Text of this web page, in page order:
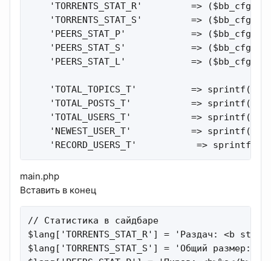
'TORRENTS_STAT_R'         =>
'TORRENTS_STAT_S'         =>
'PEERS_STAT_P'            =>
'PEERS_STAT_S'            =>
'PEERS_STAT_L'            =>
'TOTAL_TOPICS_T'          =>
'TOTAL_POSTS_T'           =>
'TOTAL_USERS_T'           =>
'NEWEST_USER_T'           =>
'RECORD_USERS_T'           =>
main.php
Вставить в конец
// Статистика в сайдбаре
$lang['TORRENTS_STAT_R'] = 'Раздач: <b
$lang['TORRENTS_STAT_S'] = 'Общий размер: